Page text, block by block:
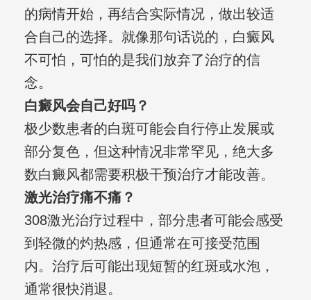
的病情开始，再结合实际情况，做出较适
合自己的选择。就像那句话说的，白癜风
不可怕，可怕的是我们放弃了治疗的信
念。
白癜风会自己好吗？
极少数患者的白斑可能会自行停止发展或
部分复色，但这种情况非常罕见，绝大多
数白癜风都需要积极干预治疗才能改善。
激光治疗痛不痛？
308激光治疗过程中，部分患者可能会感受
到轻微的灼热感，但通常在可接受范围
内。治疗后可能出现短暂的红斑或水泡，
通常很快消退。